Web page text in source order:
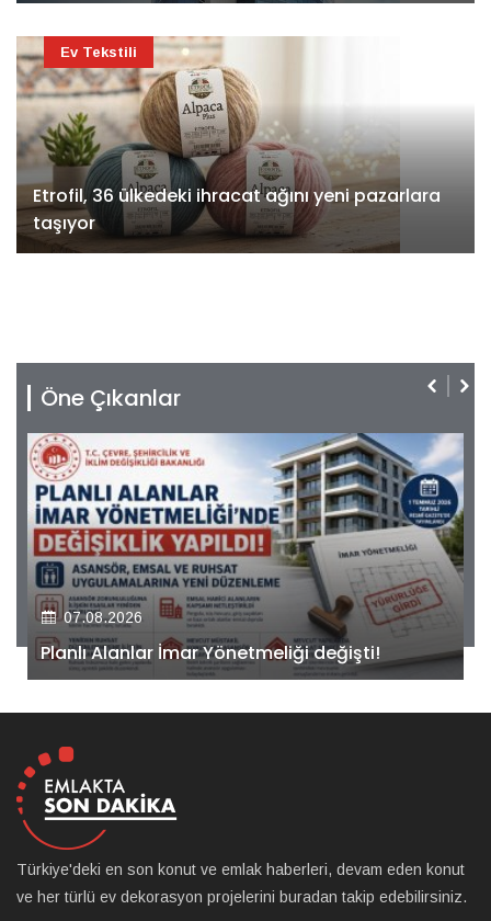
Etrofil, 36 ülkedeki ihracat ağını yeni pazarlara
taşıyor
Ev Tekstili
Öne Çıkanlar
07.08.2026
Kiler GYO’dan Pendik Dolayoba projesiyle ilgili
önemli adım!
Türkiye'deki en son konut ve emlak haberleri, devam eden konut
ve her türlü ev dekorasyon projelerini buradan takip edebilirsiniz.